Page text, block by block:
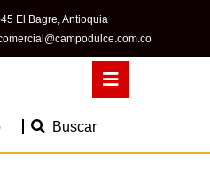
El Bagre, Antioquia
Acceder
Buscar